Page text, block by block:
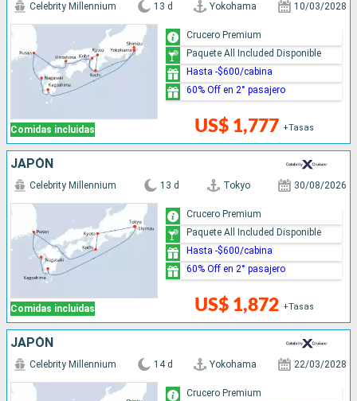
Comidas incluidas
Celebrity Millennium 13 d Yokohama 10/03/2028
US$ 1,777 +Tasas
Crucero Premium
Paquete All Included Disponible
Hasta -$600/cabina
60% Off en 2° pasajero
JAPÓN
Comidas incluidas
Celebrity Millennium 13 d Tokyo 30/08/2026
US$ 1,872 +Tasas
Crucero Premium
Paquete All Included Disponible
Hasta -$600/cabina
60% Off en 2° pasajero
JAPÓN
Celebrity Millennium 14 d Yokohama 22/03/2028
Crucero Premium